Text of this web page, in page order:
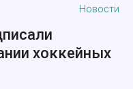
Новости
хоккейных